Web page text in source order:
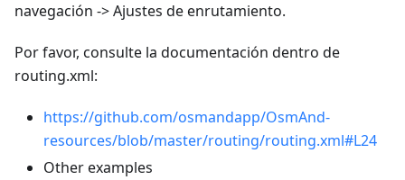
navegación -> Ajustes de enrutamiento.
Por favor, consulte la documentación dentro de
routing.xml:
https://github.com/osmandapp/OsmAnd-
resources/blob/master/routing/routing.xml#L24
Other examples